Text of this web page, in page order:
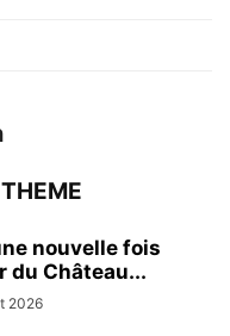
nouvelle fois
du Château...
2026